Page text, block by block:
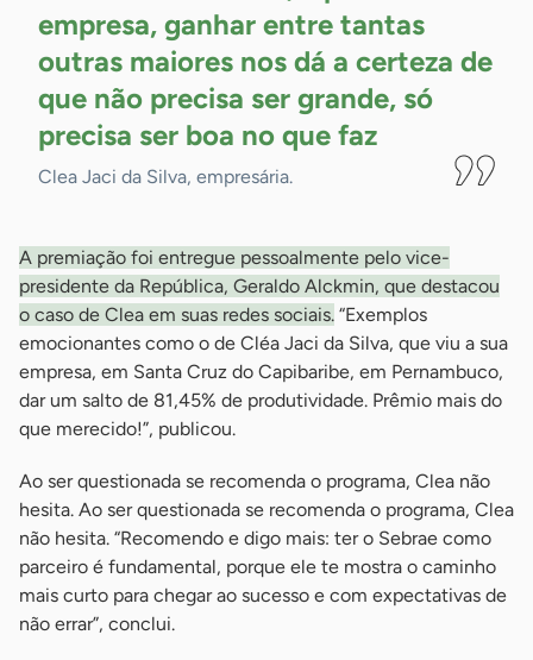
empresa, ganhar entre tantas
outras maiores nos dá a certeza de
que não precisa ser grande, só
precisa ser boa no que faz
Clea Jaci da Silva, empresária.
A premiação foi entregue pessoalmente pelo vice-
presidente da República, Geraldo Alckmin, que destacou
o caso de Clea em suas redes sociais. “Exemplos
emocionantes como o de Cléa Jaci da Silva, que viu a sua
empresa, em Santa Cruz do Capibaribe, em Pernambuco,
dar um salto de 81,45% de produtividade. Prêmio mais do
que merecido!”, publicou.
Ao ser questionada se recomenda o programa, Clea não
hesita. Ao ser questionada se recomenda o programa, Clea
não hesita. “Recomendo e digo mais: ter o Sebrae como
parceiro é fundamental, porque ele te mostra o caminho
mais curto para chegar ao sucesso e com expectativas de
não errar”, conclui.